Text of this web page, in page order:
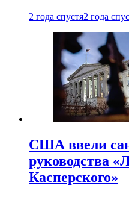
2 года спустя2 года
США ввели
руководства
Касперского»